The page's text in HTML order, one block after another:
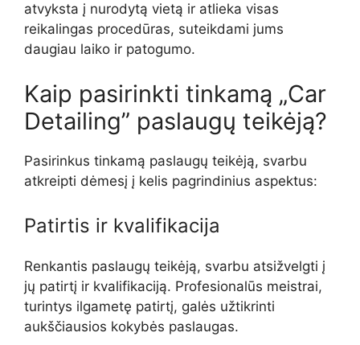
atvyksta į nurodytą vietą ir atlieka visas
reikalingas procedūras, suteikdami jums
daugiau laiko ir patogumo.
Kaip pasirinkti tinkamą „Car
Detailing” paslaugų teikėją?
Pasirinkus tinkamą paslaugų teikėją, svarbu
atkreipti dėmesį į kelis pagrindinius aspektus:
Patirtis ir kvalifikacija
Renkantis paslaugų teikėją, svarbu atsižvelgti į
jų patirtį ir kvalifikaciją. Profesionalūs meistrai,
turintys ilgametę patirtį, galės užtikrinti
aukščiausios kokybės paslaugas.